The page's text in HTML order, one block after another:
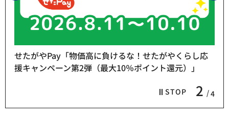
STOP 2 4
せたがやPay「物価高に負けるな！せたがやくらし応
援キャンペーン第2弾（最大10％ポイント還元）」